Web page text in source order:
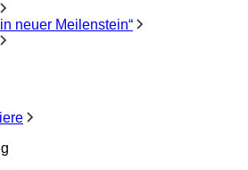
neuer Meilenstein“